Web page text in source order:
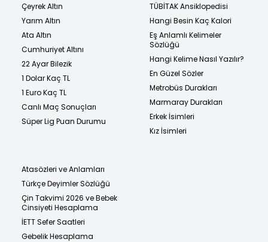
Çeyrek Altın
Yarım Altın
Ata Altın
Cumhuriyet Altını
22 Ayar Bilezik
1 Dolar Kaç TL
1 Euro Kaç TL
Canlı Maç Sonuçları
Süper Lig Puan Durumu
TÜBİTAK Ansiklopedisi
Hangi Besin Kaç Kalori
Eş Anlamlı Kelimeler
Sözlüğü
Hangi Kelime Nasıl Yazılır?
En Güzel Sözler
Metrobüs Durakları
Marmaray Durakları
Erkek İsimleri
Kız İsimleri
Atasözleri ve Anlamları
Türkçe Deyimler Sözlüğü
Çin Takvimi 2026 ve Bebek
Cinsiyeti Hesaplama
İETT Sefer Saatleri
Gebelik Hesaplama